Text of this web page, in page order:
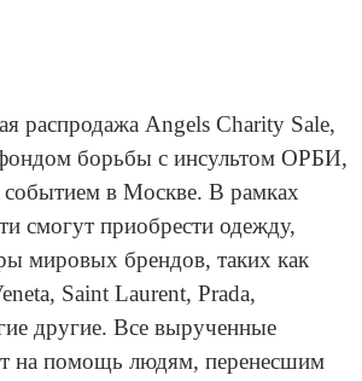
распродажа Angels Charity Sale,
борьбы с инсультом ОРБИ,
событием в Москве. В рамках
смогут приобрести одежду,
мировых брендов, таких как
Saint Laurent, Prada,
другие. Все вырученные
на помощь людям, перенесшим